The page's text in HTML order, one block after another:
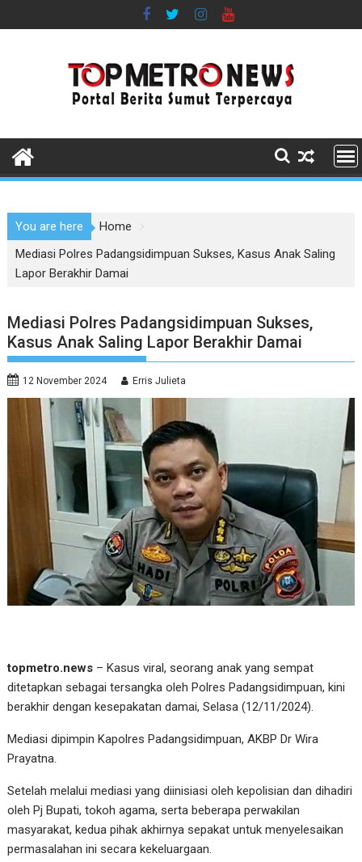
to
You are here
Home
Mediasi Polres Padangsidimpuan Sukses, Kasus Anak Saling
Lapor Berakhir Damai
Mediasi Polres Padangsidimpuan Sukses,
Kasus Anak Saling Lapor Berakhir Damai
12 November 2024 Erris Julieta
topmetro.news – Kasus viral, seorang anak yang sempat
ditetapkan sebagai tersangka oleh Polres Padangsidimpuan, kini
berakhir dengan kesepakatan damai, Selasa (12/11/2024).
Mediasi dipimpin Kapolres Padangsidimpuan, AKBP Dr Wira
Prayatna.
Setelah melalui mediasi yang diinisiasi oleh kepolisian dan dihadiri
oleh Pj Bupati, tokoh agama, serta beberapa perwakilan
masyarakat, kedua pihak akhirnya sepakat untuk menyelesaikan
permasalahan ini secara kekeluargaan.